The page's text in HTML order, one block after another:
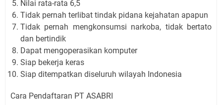
Nilai rata-rata 6,5
Tidak pernah terlibat tindak pidana kejahatan apapun
Tidak pernah mengkonsumsi narkoba, tidak bertato
dan bertindik
Dapat mengoperasikan komputer
Siap bekerja keras
Siap ditempatkan diseluruh wilayah Indonesia
Cara Pendaftaran PT ASABRI